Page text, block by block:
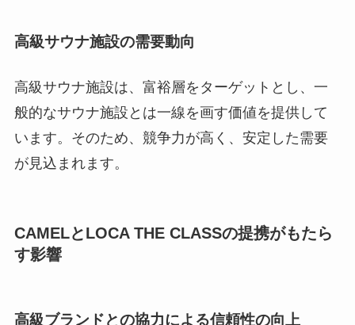
高級サウナ施設の需要動向
高級サウナ施設は、富裕層をターゲットとし、一
般的なサウナ施設とは一線を画す価値を提供して
います。そのため、競争力が高く、安定した需要
が見込まれます。
CAMELとLOCA THE CLASSの提携がもたら
す影響
高級ブランドとの協力による信頼性の向上